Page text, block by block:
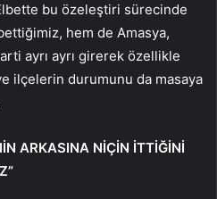
bu özeleştiri sürecinde
hem de Amasya,
ayrı ayrı girerek özellikle
ve ilçelerin durumunu da masaya
ARKASINA NİÇİN İTTİĞİNİ